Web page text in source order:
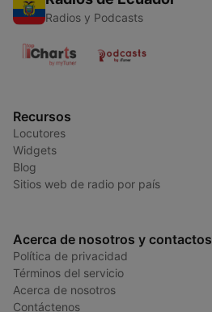
Radios y Podcasts
Recursos
Locutores
Widgets
Blog
Sitios web de radio por país
Acerca de nosotros y contactos
Política de privacidad
Términos del servicio
Acerca de nosotros
Contáctenos